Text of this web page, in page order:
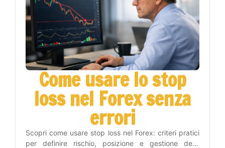
Come usare lo stop
loss nel Forex senza
errori
Scopri come usare stop loss nel Forex: criteri pratici
per definire rischio, posizione e gestione delle